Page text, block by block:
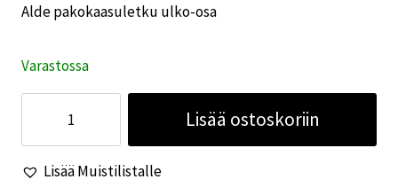
Alde pakokaasuletku ulko-osa
Varastossa
pakokaasuletku
ulko-
osa
Lisää ostoskoriin
Lisää Muistilistalle